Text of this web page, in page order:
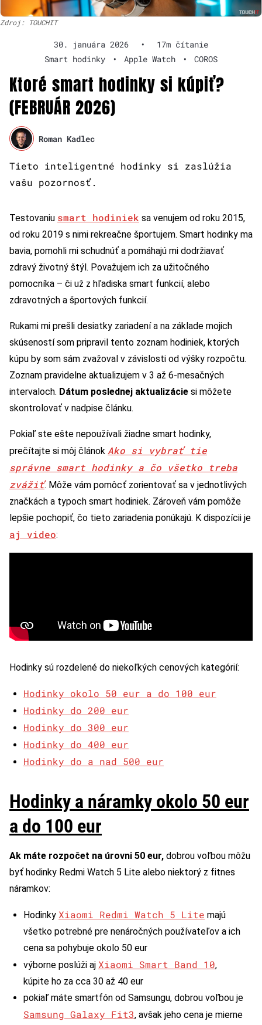
Zdroj: TOUCHIT
30. januára 2026 •
17m čítanie
Smart hodinky
• Apple Watch • COROS
Ktoré smart hodinky si kúpiť?
(FEBRUÁR 2026)
Roman Kadlec
Tieto inteligentné hodinky si zaslúžia
vašu pozornosť.
Testovaniu smart hodiniek sa venujem od roku 2015,
od roku 2019 s nimi rekreačne športujem. Smart hodinky ma
bavia, pomohli mi schudnúť a pomáhajú mi dodržiavať
zdravý životný štýl. Považujem ich za užitočného
pomocníka – či už z hľadiska smart funkcií, alebo
zdravotných a športových funkcií.
Rukami mi prešli desiatky zariadení a na základe mojich
skúseností som pripravil tento zoznam hodiniek, ktorých
kúpu by som sám zvažoval v závislosti od výšky rozpočtu.
Zoznam pravidelne aktualizujem v 3 až 6-mesačných
intervaloch. Dátum poslednej aktualizácie si môžete
skontrolovať v nadpise článku.
Pokiaľ ste ešte nepoužívali žiadne smart hodinky,
prečítajte si môj článok Ako si vybrať tie
správne smart hodinky a čo všetko treba
zvážiť. Môže vám pomôcť zorientovať sa v jednotlivých
značkách a typoch smart hodiniek. Zároveň vám pomôže
lepšie pochopiť, čo tieto zariadenia ponúkajú. K dispozícii je
aj video:
Hodinky sú rozdelené do niekoľkých cenových kategórií:
Hodinky okolo 50 eur a do 100 eur
Hodinky do 200 eur
Hodinky do 300 eur
Hodinky do 400 eur
Hodinky do a nad 500 eur
Hodinky a náramky okolo 50 eur
a do 100 eur
Ak máte rozpočet na úrovni 50 eur, dobrou voľbou môžu
byť hodinky Redmi Watch 5 Lite alebo niektorý z fitnes
náramkov:
Hodinky Xiaomi Redmi Watch 5 Lite majú
všetko potrebné pre nenáročných používateľov a ich
cena sa pohybuje okolo 50 eur
výborne poslúži aj Xiaomi Smart Band 10,
kúpite ho za cca 30 až 40 eur
pokiaľ máte smartfón od Samsungu, dobrou voľbou je
Samsung Galaxy Fit3, avšak jeho cena je mierne